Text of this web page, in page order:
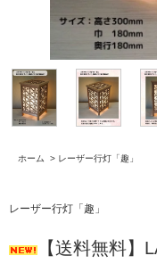
ホーム > レーザー行灯「趣」
レーザー行灯「趣」
【送料無料